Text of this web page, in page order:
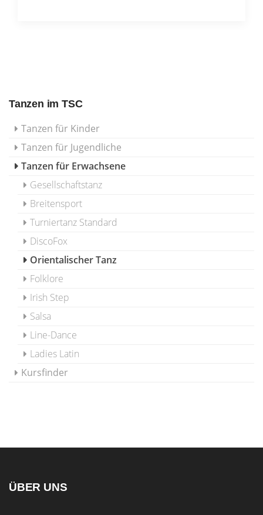
Tanzen im TSC
Tanzen für Kinder
Tanzen für Jugendliche
Tanzen für Erwachsene
Gesellschaftstanz
Breitensport
Turniertanz Standard
DiscoFox
Orientalischer Tanz
Folklore
Irish Step
Salsa
Line-Dance
Ladies Latin
Kursfinder
ÜBER UNS